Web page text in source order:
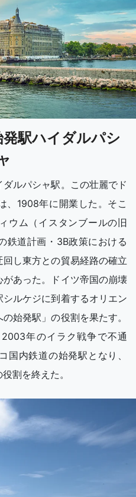
駅ハイダルパシ
ルパシャ駅。この壮麗でド
、1908年に開業した。そこ
ウム（イスタンブールの旧
鉄道計画・3B政策における
し東方との貿易経路の確立
あった。ドイツ帝国の崩壊
ルケジに到着するオリエン
始発駅」の役割を果たす。
年のイラク戦争で不通
国内鉄道の始発駅となり、
割を終えた。